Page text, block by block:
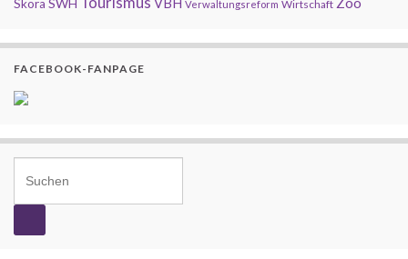
Skora SWH VBH Verwaltungsreform Wirtschaft
FACEBOOK-FANPAGE